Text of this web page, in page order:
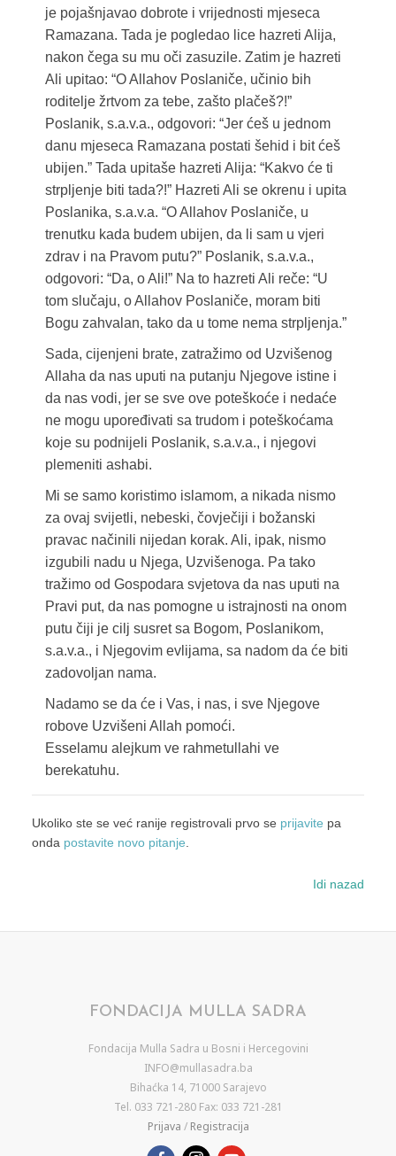
je pojašnjavao dobrote i vrijednosti mjeseca
Ramazana. Tada je pogledao lice hazreti Alija,
nakon čega su mu oči zasuzile. Zatim je hazreti
Ali upitao: “O Allahov Poslaniče, učinio bih
roditelje žrtvom za tebe, zašto plačeš?!”
Poslanik, s.a.v.a., odgovori: “Jer ćeš u jednom
danu mjeseca Ramazana postati šehid i bit ćeš
ubijen.” Tada upitaše hazreti Alija: “Kakvo će ti
strpljenje biti tada?!” Hazreti Ali se okrenu i upita
Poslanika, s.a.v.a. “O Allahov Poslaniče, u
trenutku kada budem ubijen, da li sam u vjeri
zdrav i na Pravom putu?” Poslanik, s.a.v.a.,
odgovori: “Da, o Ali!” Na to hazreti Ali reče: “U
tom slučaju, o Allahov Poslaniče, moram biti
Bogu zahvalan, tako da u tome nema strpljenja.”
Sada, cijenjeni brate, zatražimo od Uzvišenog
Allaha da nas uputi na putanju Njegove istine i
da nas vodi, jer se sve ove poteškoće i nedaće
ne mogu upoređivati sa trudom i poteškoćama
koje su podnijeli Poslanik, s.a.v.a., i njegovi
plemeniti ashabi.
Mi se samo koristimo islamom, a nikada nismo
za ovaj svijetli, nebeski, čovječiji i božanski
pravac načinili nijedan korak. Ali, ipak, nismo
izgubili nadu u Njega, Uzvišenoga. Pa tako
tražimo od Gospodara svjetova da nas uputi na
Pravi put, da nas pomogne u istrajnosti na onom
putu čiji je cilj susret sa Bogom, Poslanikom,
s.a.v.a., i Njegovim evlijama, sa nadom da će biti
zadovoljan nama.
Nadamo se da će i Vas, i nas, i sve Njegove
robove Uzvišeni Allah pomoći.
Esselamu alejkum ve rahmetullahi ve
berekatuhu.
Ukoliko ste se već ranije registrovali prvo se prijavite pa
onda postavite novo pitanje.
Idi nazad
FONDACIJA MULLA SADRA
Fondacija Mulla Sadra u Bosni i Hercegovini
INFO@mullasadra.ba
Bihaćka 14, 71000 Sarajevo
Tel. 033 721-280 Fax: 033 721-281
Prijava / Registracija